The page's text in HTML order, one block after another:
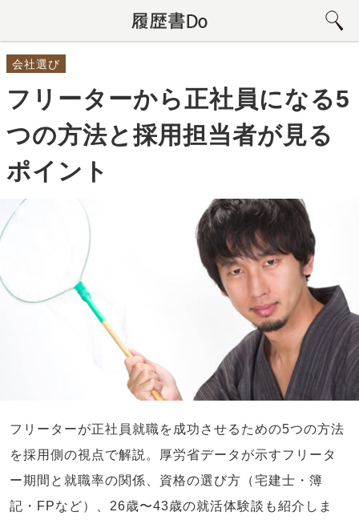
会社選び
フリーターから正社員になる5
つの方法と採用担当者が見る
ポイント
フリーターが正社員就職を成功させるための5つの方法
を採用側の視点で解説。厚労省データが示すフリータ
ー期間と就職率の関係、資格の選び方（宅建士・簿
記・FPなど）、26歳〜43歳の就活体験談も紹介しま